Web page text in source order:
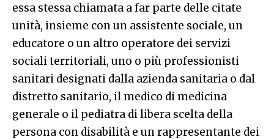
essa stessa chiamata a far parte delle citate
unità, insieme con un assistente sociale, un
educatore o un altro operatore dei servizi
sociali territoriali, uno o più professionisti
sanitari designati dalla azienda sanitaria o dal
distretto sanitario, il medico di medicina
generale o il pediatra di libera scelta della
persona con disabilità e un rappresentante dei